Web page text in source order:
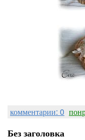
комментарии: 0
Без заголовка